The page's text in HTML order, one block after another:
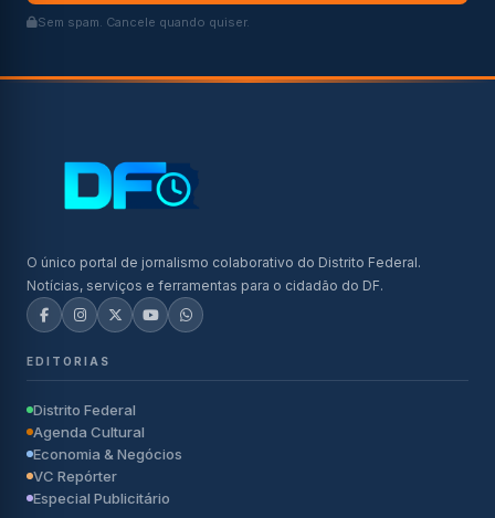
Sem spam. Cancele quando quiser.
O único portal de jornalismo colaborativo do Distrito Federal.
Notícias, serviços e ferramentas para o cidadão do DF.
EDITORIAS
Distrito Federal
Agenda Cultural
Economia & Negócios
VC Repórter
Especial Publicitário